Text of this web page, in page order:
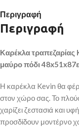
Περιγραφή
Περιγραφή
Καρέκλα
μαύρο πόδι
Η καρέκλα Kevin θα
στον χώρο σας. Το
χαρίζει ζεστασιά και
προσδίδουν μοντέρνο